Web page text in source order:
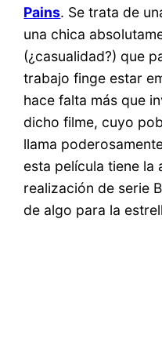
Pains. Se trata de
una chica
(¿casualidad?) que
trabajo finge estar
hace falta más que
dicho filme, cuyo
llama
esta película tiene la
realización de serie
de algo para la